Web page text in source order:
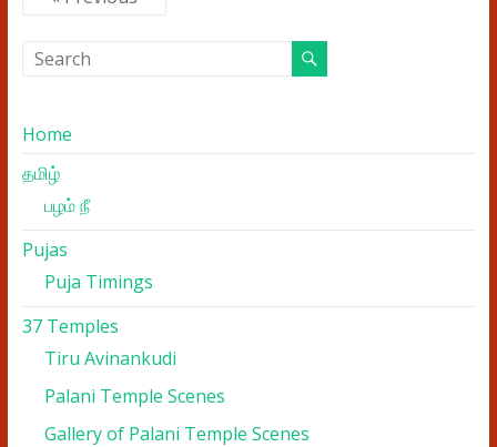
Home
தமிழ்
பழம் நீ
Pujas
Puja Timings
37 Temples
Tiru Avinankudi
Palani Temple Scenes
Gallery of Palani Temple Scenes